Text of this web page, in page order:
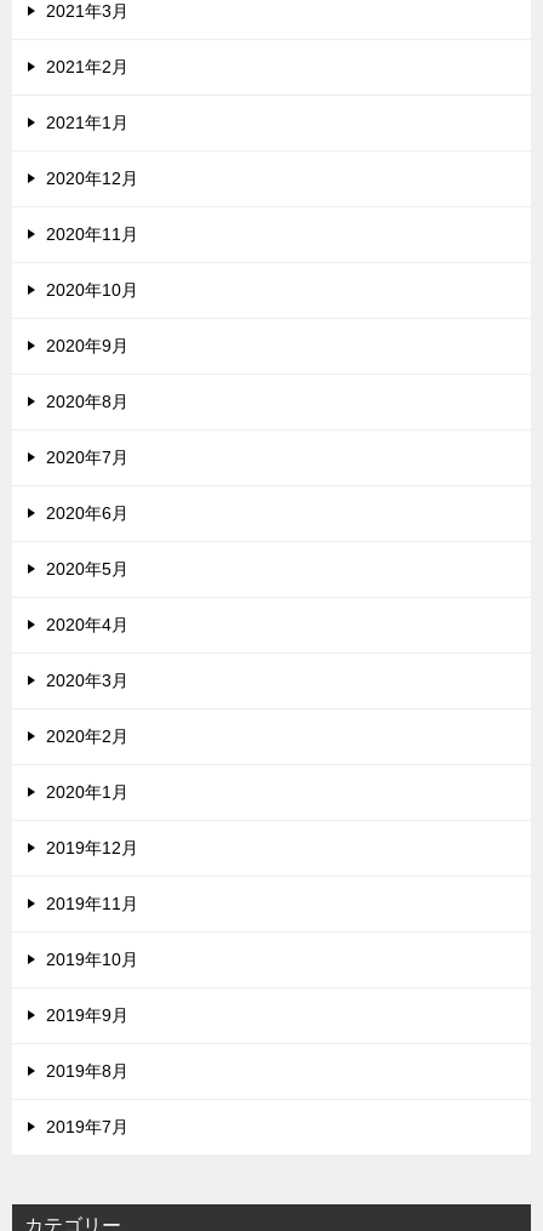
2021年3月
2021年2月
2021年1月
2020年12月
2020年11月
2020年10月
2020年9月
2020年8月
2020年7月
2020年6月
2020年5月
2020年4月
2020年3月
2020年2月
2020年1月
2019年12月
2019年11月
2019年10月
2019年9月
2019年8月
2019年7月
カテゴリー